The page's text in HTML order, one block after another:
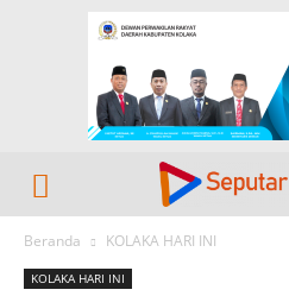
Beranda KOLAKA HARI INI
KOLAKA HARI INI